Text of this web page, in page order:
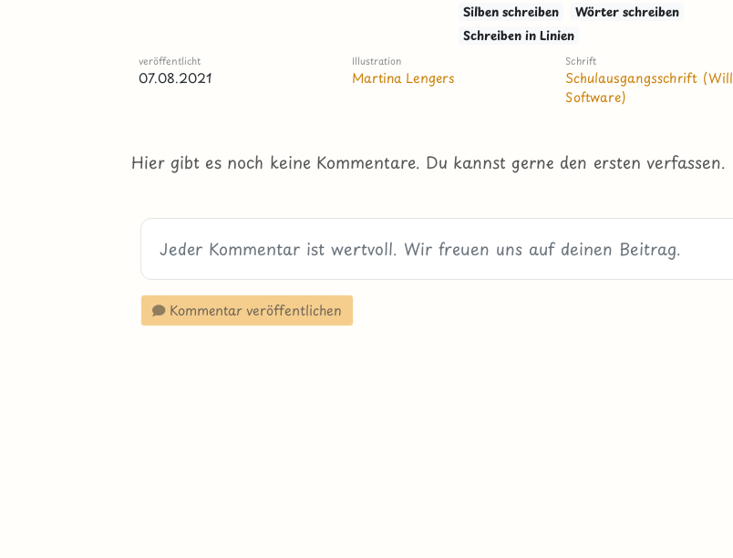
Silben schreiben
Wörter schreiben
Schreiben in Linien
veröffentlicht
07.08.2021
Illustration
Martina Lengers
Schrift
Schulausgangsschrift (Will
Software)
Hier gibt es noch keine Kommentare. Du kannst gerne den ersten verfassen.
Kommentar veröffentlichen